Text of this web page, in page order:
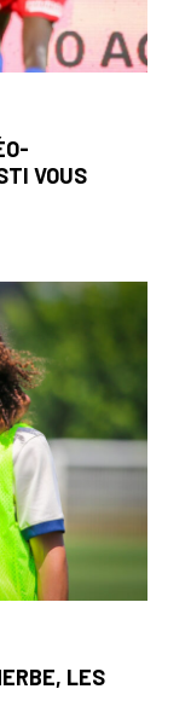
VOUS
LES